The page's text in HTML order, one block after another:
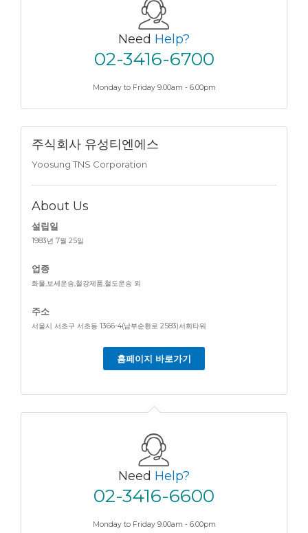
Need Help?
02-3416-6700
Monday to Friday 9.00am - 6.00pm
주식회사 유성티엔에스
Yoosung TNS Corporation
About Us
설립일
1983년 7월 25일
업종
화물,보세운송,철강제품,철도운송 외
주소
서울시 서초구 서초동 1366-4(남부순환로 2583)서희타워
홈페이지 바로가기
Need Help?
02-3416-6600
Monday to Friday 9.00am - 6.00pm